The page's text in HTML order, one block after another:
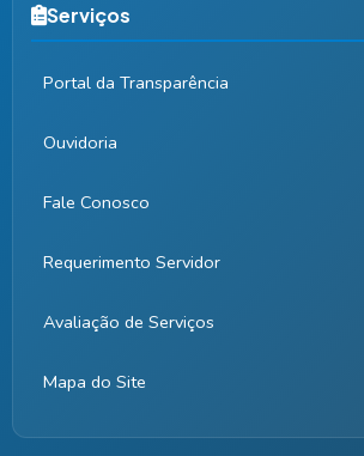
Serviços
Portal da Transparência
Ouvidoria
Fale Conosco
Requerimento Servidor
Avaliação de Serviços
Mapa do Site